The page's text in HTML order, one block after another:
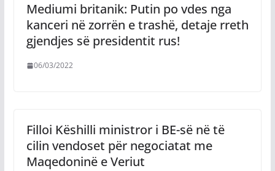
Mediumi britanik: Putin po vdes nga
kanceri në zorrën e trashë, detaje rreth
gjendjes së presidentit rus!
06/03/2022
Filloi Këshilli ministror i BE-së në të
cilin vendoset për negociatat me
Maqedoninë e Veriut